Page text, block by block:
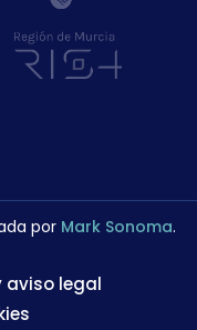
por Mark Sonoma.
aviso legal